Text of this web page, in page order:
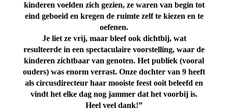
kinderen voelden zich gezien, ze waren van begin tot
eind geboeid en kregen de ruimte zelf te kiezen en te
oefenen.
Je liet ze vrij, maar bleef ook dichtbij, wat
resulteerde in een spectaculaire voorstelling, waar de
kinderen zichtbaar van genoten. Het publiek (vooral
ouders) was enorm verrast. Onze dochter van 9 heeft
als circusdirecteur haar mooiste feest ooit beleefd en
vindt het elke dag nog jammer dat het voorbij is.
Heel veel dank!”